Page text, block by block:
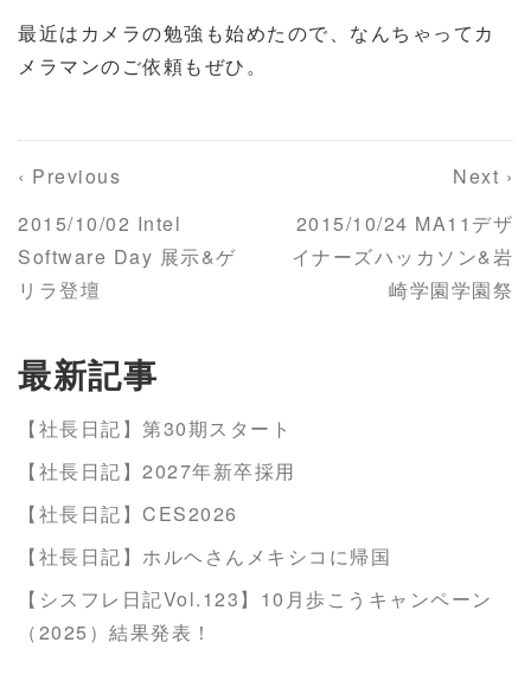
最近はカメラの勉強も始めたので、なんちゃってカ
メラマンのご依頼もぜひ。
‹ Previous
2015/10/02 Intel
Software Day 展示&ゲ
リラ登壇
Next ›
2015/10/24 MA11デザ
イナーズハッカソン&岩
崎学園学園祭
最新記事
【社長日記】第30期スタート
【社長日記】2027年新卒採用
【社長日記】CES2026
【社長日記】ホルヘさんメキシコに帰国
【シスフレ日記Vol.123】10月歩こうキャンペーン
（2025）結果発表！